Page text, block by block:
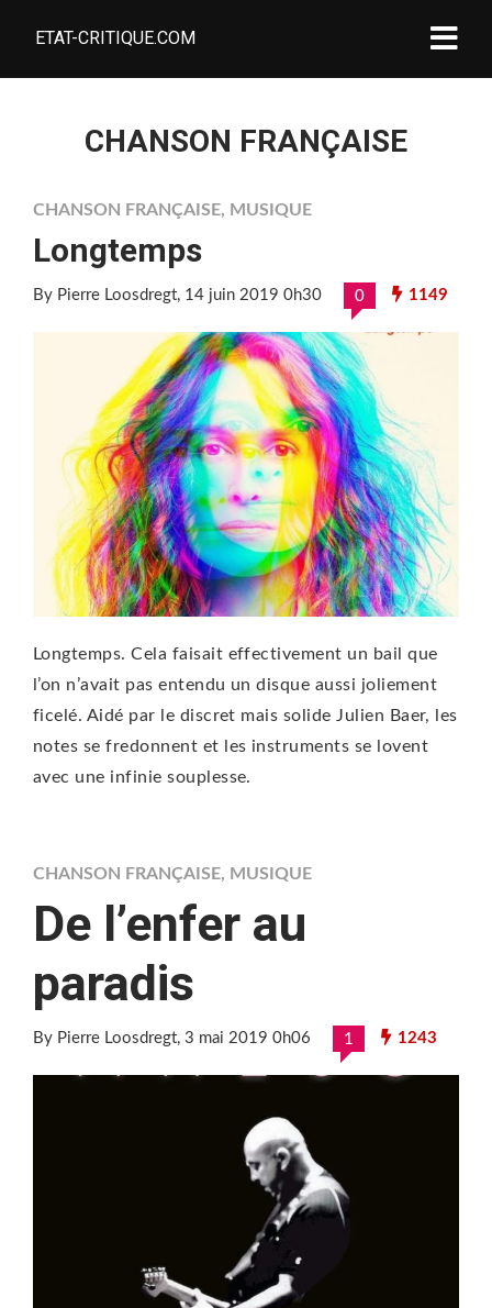
ETAT-CRITIQUE.COM
CHANSON FRANÇAISE
CHANSON FRANÇAISE, MUSIQUE
Longtemps
By Pierre Loosdregt, 14 juin 2019 0h30 0 1149
Longtemps. Cela faisait effectivement un bail que
l’on n’avait pas entendu un disque aussi joliement
ficelé. Aidé par le discret mais solide Julien Baer, les
notes se fredonnent et les instruments se lovent
avec une infinie souplesse.
CHANSON FRANÇAISE, MUSIQUE
De l’enfer au
paradis
By Pierre Loosdregt, 3 mai 2019 0h06 1 1243